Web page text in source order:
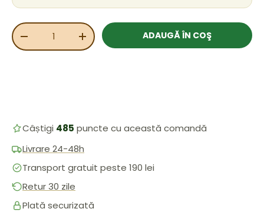
Cant.
REDUCEȚI CANTITATEAMĂRIȚI CANTITATEAADAUGĂ ÎN COŞ
Câștigi 485 puncte cu această comandă
Livrare 24-48h
Transport gratuit peste 190 lei
Retur 30 zile
Plată securizată